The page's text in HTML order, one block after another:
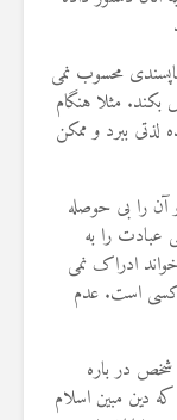
محسوب نمی
مثلا هنگام
ببرد و ممکن
آن را بی حوصله
عبادت را به
ادراک نمی
کسی است. عدم
شخص در باره
دین مبین اسلام